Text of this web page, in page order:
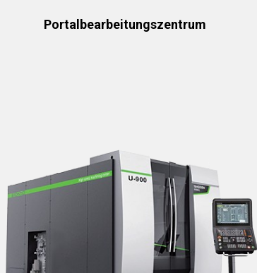
Portalbearbeitungszentrum